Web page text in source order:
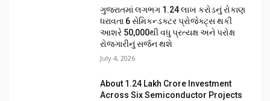
ગુજરાતમાં લગભગ ₹1.24 લાખ કરોડનું રોકાણ
ધરાવતા 6 સેમિકન્ડક્ટર પ્રોજેક્ટ્સ થકી
આશરે 50,000થી વધુ પ્રત્યક્ષ અને પરોક્ષ
રોજગારીનું સર્જન થશે
July 4, 2026
About ₹1.24 Lakh Crore Investment
Across Six Semiconductor Projects